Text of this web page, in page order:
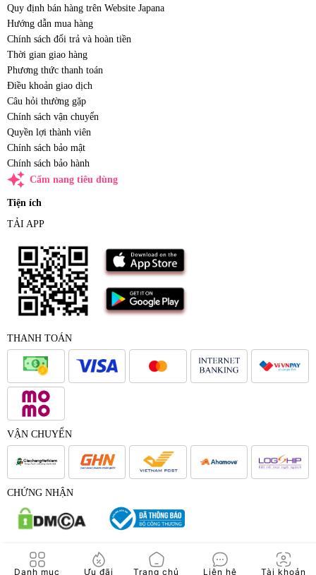
Danh mục Ưu đãi Trang chủ Liên hệ Tài khoản
Quy định bán hàng trên Website Japana
Hướng dẫn mua hàng
Chính sách đổi trả và hoàn tiền
Thời gian giao hàng
Phương thức thanh toán
Điều khoản giao dịch
Câu hỏi thường gặp
Chính sách vận chuyển
Quyền lợi thành viên
Chính sách bảo mật
Chính sách bảo hành
auto_awesome Cẩm nang tiêu dùng
Tiện ích
TẢI APP
THANH TOÁN
VẬN CHUYỂN
CHỨNG NHẬN
© 2017 - Bản quyền của Công Ty Cổ Phần Japana Việt Nam -